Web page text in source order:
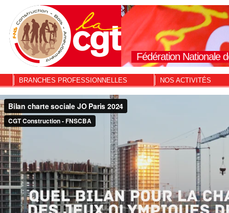
Fédération Nationale
BRANCHES PROFESSIONNELLES NOS ACTIVITÉS